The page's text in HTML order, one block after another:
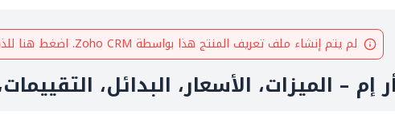
لم يتم إنشاء ملف تعريف المنتج هذا بواسطة Zoho CRM. اضغط هنا
– الميزات، الأسعار، البدائل،